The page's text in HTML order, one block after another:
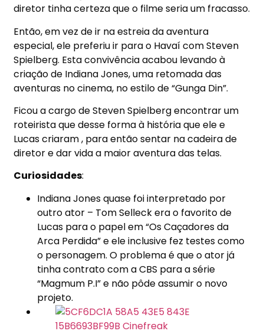
diretor tinha certeza que o filme seria um fracasso.
Então, em vez de ir na estreia da aventura
especial, ele preferiu ir para o Havaí com Steven
Spielberg. Esta convivência acabou levando à
criação de Indiana Jones, uma retomada das
aventuras no cinema, no estilo de “Gunga Din”.
Ficou a cargo de Steven Spielberg encontrar um
roteirista que desse forma à história que ele e
Lucas criaram , para então sentar na cadeira de
diretor e dar vida a maior aventura das telas.
Curiosidades:
Indiana Jones quase foi interpretado por
outro ator – Tom Selleck era o favorito de
Lucas para o papel em “Os Caçadores da
Arca Perdida” e ele inclusive fez testes como
o personagem. O problema é que o ator já
tinha contrato com a CBS para a série
“Magmum P.I” e não pôde assumir o novo
projeto.